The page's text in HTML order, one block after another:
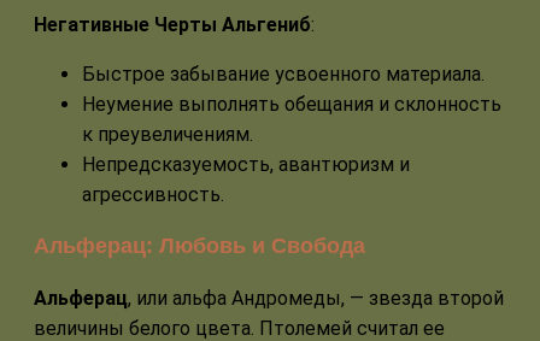
Негативные Черты Альгениб:
Быстрое забывание усвоенного материала.
Неумение выполнять обещания и склонность
к преувеличениям.
Непредсказуемость, авантюризм и
агрессивность.
Альферац: Любовь и Свобода
Альферац, или альфа Андромеды, — звезда второй
величины белого цвета. Птолемей считал ее